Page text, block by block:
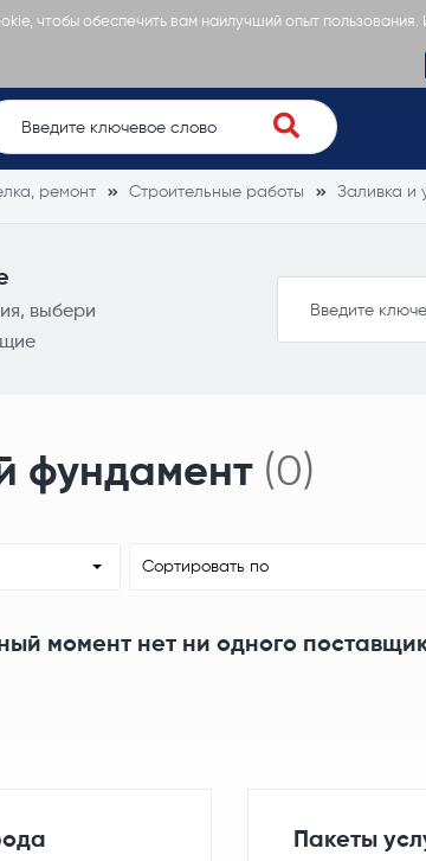
чтобы обеспечить вам наилучший опыт
ремонт Строительные работы Заливка и
выбери
фундамент (0)
Сортировать по
момент нет ни одного
Пакеты